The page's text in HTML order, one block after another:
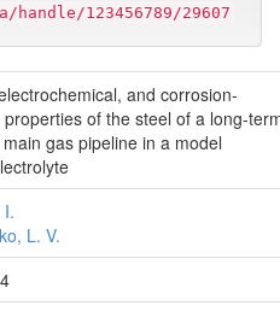
123456789/29607
and corrosion-
properties of the steel of a long-
gas pipeline in a model
I.
L. V.